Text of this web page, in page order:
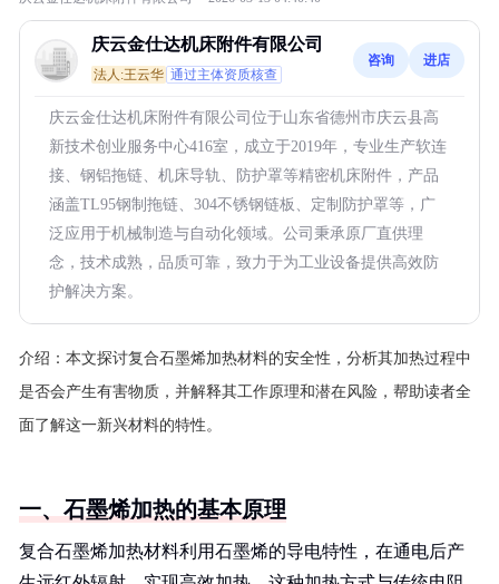
庆云金仕达机床附件有限公司
法人:王云华 通过主体资质核查
咨询 进店
庆云金仕达机床附件有限公司位于山东省德州市庆云县高
新技术创业服务中心416室，成立于2019年，专业生产软连
接、钢铝拖链、机床导轨、防护罩等精密机床附件，产品
涵盖TL95钢制拖链、304不锈钢链板、定制防护罩等，广
泛应用于机械制造与自动化领域。公司秉承原厂直供理
念，技术成熟，品质可靠，致力于为工业设备提供高效防
护解决方案。
介绍： 本文探讨复合石墨烯加热材料的安全性，分析其加热过程中
是否会产生有害物质，并解释其工作原理和潜在风险，帮助读者全
面了解这一新兴材料的特性。
一、石墨烯加热的基本原理
复合石墨烯加热材料利用石墨烯的导电特性，在通电后产